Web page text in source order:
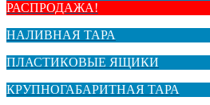
РАСПРОДАЖА!
НАЛИВНАЯ ТАРА
ПЛАСТИКОВЫЕ ЯЩИКИ
КРУПНОГАБАРИТНАЯ ТАРА